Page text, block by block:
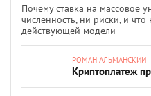
Почему ставка на массовое
численность, ни риски, и
действующей модели
РОМАН АЛЬМАНСКИЙ
Криптоплатеж